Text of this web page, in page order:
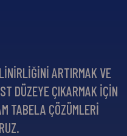
ARTIRMAK VE
DÜZEYE ÇIKARMAK IÇIN
TABELA ÇÖZÜMLERI